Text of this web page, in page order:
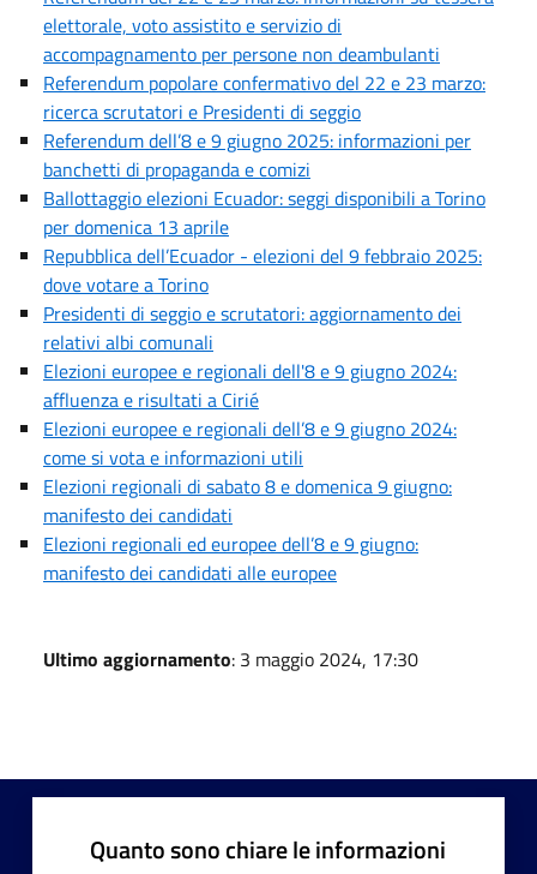
elettorale, voto assistito e servizio di
accompagnamento per persone non deambulanti
Referendum popolare confermativo del 22 e 23 marzo:
ricerca scrutatori e Presidenti di seggio
Referendum dell’8 e 9 giugno 2025: informazioni per
banchetti di propaganda e comizi
Ballottaggio elezioni Ecuador: seggi disponibili a Torino
per domenica 13 aprile
Repubblica dell’Ecuador - elezioni del 9 febbraio 2025:
dove votare a Torino
Presidenti di seggio e scrutatori: aggiornamento dei
relativi albi comunali
Elezioni europee e regionali dell'8 e 9 giugno 2024:
affluenza e risultati a Cirié
Elezioni europee e regionali dell’8 e 9 giugno 2024:
come si vota e informazioni utili
Elezioni regionali di sabato 8 e domenica 9 giugno:
manifesto dei candidati
Elezioni regionali ed europee dell’8 e 9 giugno:
manifesto dei candidati alle europee
Ultimo aggiornamento: 3 maggio 2024, 17:30
Quanto sono chiare le informazioni